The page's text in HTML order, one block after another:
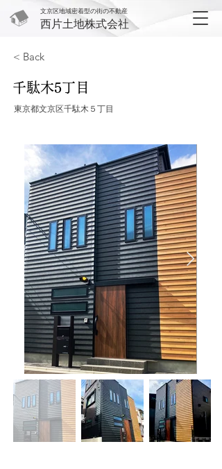
文京区地域密着型の街の不動産
西片土地株式会社
< Back
千駄木5丁目
東京都文京区千駄木５丁目